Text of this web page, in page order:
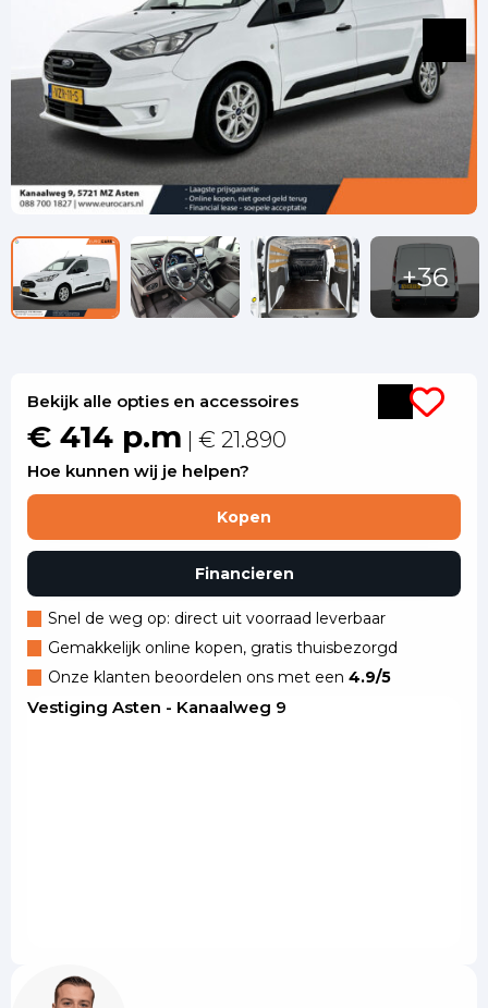
Bekijk alle opties en accessoires
€ 414 p.m | € 21.890
Hoe kunnen wij je helpen?
Kopen
Financieren
Snel de weg op: direct uit voorraad leverbaar
Gemakkelijk online kopen, gratis thuisbezorgd
Onze klanten beoordelen ons met een 4.9/5
Vestiging Asten - Kanaalweg 9